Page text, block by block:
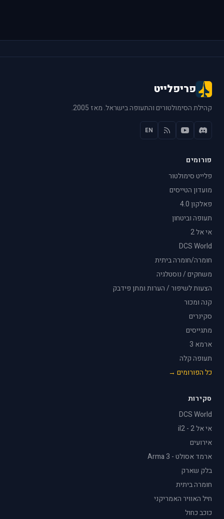
פריפלייט
קהילת הסימולטורים והתעופה בישראל. מאז 2005.
EN
פורומים
פלייט סימולטור
מועדון הטייסים
פאלקון 4.0
תעופה וביטחון
אי אל 2
DCS World
חומרה/חומרה ביתית
משחקים / נוסטלגיה
הצעות לשיפור / הערות ומתן פידבק
קנה ומכור
סקינרים
מתגייסים
ארמא 3
תעופה קלה
כל הפורומים →
סקירות
DCS World
אי אל 2 - il2
אירועים
ארמד אסולט - Arma 3
בלק שארק
חומרה ביתית
חיל האוויר האמריקני
כוכב כחול